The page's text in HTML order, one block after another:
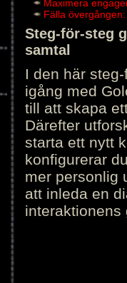
Maximera
Fälla
Steg-för-steg
samtal
I den här
igång med
till att skapa
Därefter
starta ett nytt
konfigurerar
mer personlig
att inleda en
interaktionens